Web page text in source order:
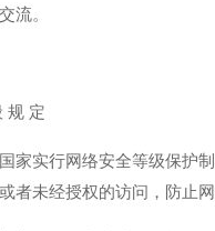
流。
定
实行网络安全等级保护
者未经授权的访问，防止